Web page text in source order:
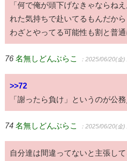
「何で俺が頭下げなきゃならね
れた気持ちで赴いてるもんだから
わざとやってる可能性も割と普
76 名無しどんぶらこ ：2025/06/20(金
>>72
「謝ったら負け」というのが公
74 名無しどんぶらこ ：2025/06/20(金
自分達は間違ってないと主張し